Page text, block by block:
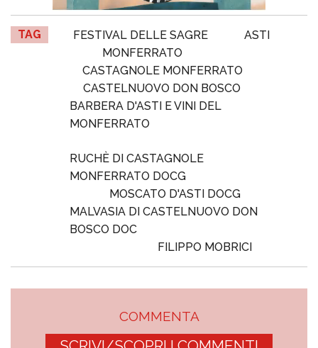
TAG FESTIVAL DELLE SAGRE
ASTI
MONFERRATO
CASTAGNOLE MONFERRATO
CASTELNUOVO DON BOSCO
BARBERA D'ASTI E VINI DEL
MONFERRATO
RUCHÈ DI CASTAGNOLE
MONFERRATO DOCG
MOSCATO D'ASTI DOCG
MALVASIA DI CASTELNUOVO DON
BOSCO DOC
FILIPPO MOBRICI
COMMENTA